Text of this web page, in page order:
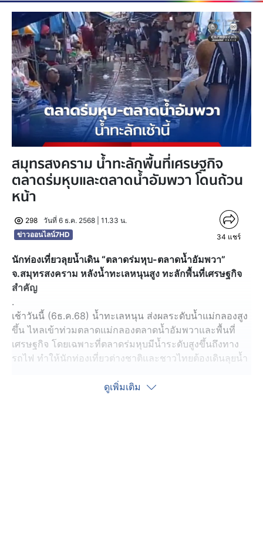
สมุทรสงคราม น้ำทะลักพื้นที่เศรษฐกิจ
ตลาดร่มหุบและตลาดน้ำอัมพวา โดนถ้วน
หน้า
298
วันที่ 6 ธ.ค. 2568 | 11.33 น.
ข่าวออนไลน์7HD
34 แชร์
นักท่องเที่ยวลุยน้ำเดิน “ตลาดร่มหุบ-ตลาดน้ำอัมพวา”
จ.สมุทรสงคราม หลังน้ำทะเลหนุนสูง ทะลักพื้นที่เศรษฐกิจ
สำคัญ
.
เช้าวันนี้ (6ธ.ค.68) น้ำทะเลหนุน ส่งผลระดับน้ำแม่กลองสูง
ขึ้น ไหลเข้าท่วมตลาดแม่กลองตลาดน้ำอัมพวาและพื้นที่
เศรษฐกิจ โดยเฉพาะที่ตลาดร่มหุบมีน้ำระดับสูงขึ้นถึงทาง
รถไฟ ทำให้นักท่องเที่ยวต่างชาติและชาวไทยต้องเดินลุยน้ำ
และบริเวณรอบตลาดแม่กลองก็มีน้ำสูงขึ้นมากกว่าปกติ
ดูเพิ่มเติม